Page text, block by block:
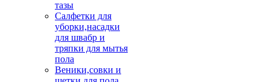
тазы
Салфетки для
уборки,насадки
для швабр и
тряпки для мытья
пола
Веники,совки и